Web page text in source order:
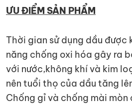
ƯU ĐIỂM SẢN PHẨM
Thời gian sử dụng dầu được
năng chống oxi hóa gây ra
với nước,không khí và kim
nên tuổi thọ của dầu tăng
Chống gỉ và chống mài